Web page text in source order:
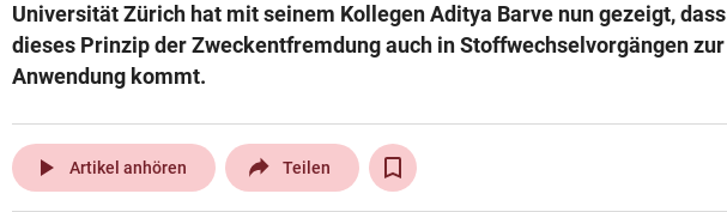
Universität Zürich hat mit seinem Kollegen Aditya Barve nun gezeigt, dass
dieses Prinzip der Zweckentfremdung auch in Stoffwechselvorgängen zur
Anwendung kommt.
play_arrow Artikel anhören Teilen